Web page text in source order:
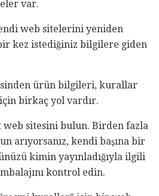
var.
web sitelerini yeniden
kez istediğiniz bilgilere giden
ürün bilgileri, kurallar
birkaç yol vardır.
sitesini bulun. Birden fazla
arıyorsanız, kendi başına bir
kimin yayınladığıyla ilgili
kontrol edin.